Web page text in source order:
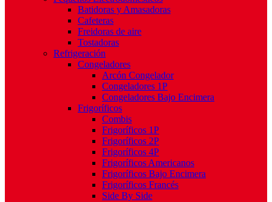
Batidoras y Amasadoras
Cafeteras
Freidoras de aire
Tostadoras
Refrigeración
Congeladores
Arcón Congelador
Congeladores 1P
Congeladores Bajo Encimera
Frigoríficos
Combis
Frigoríficos 1P
Frigoríficos 2P
Frigoríficos 4P
Frigoríficos Americanos
Frigoríficos Bajo Encimera
Frigoríficos Francés
Side By Side